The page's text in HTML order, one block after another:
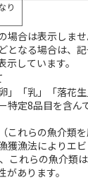
り
場合は表示しま
となる場合は、
しています。
」「乳」「落花
特定8品目を含ん
これらの魚介類
獲漁法によりエ
これらの魚介類
あります。